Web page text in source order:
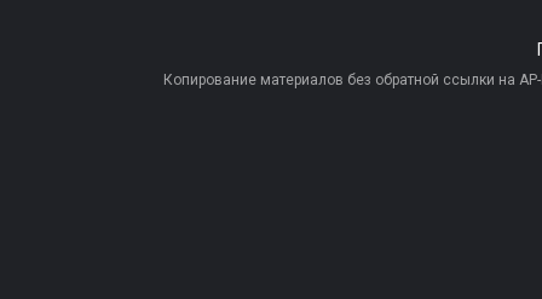
Копирование материалов без обратной ссылки на